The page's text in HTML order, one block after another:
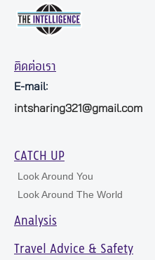
ติดต่อเรา
E-mail:
intsharing321@gmail.com
CATCH UP
Look Around You
Look Around The World
Analysis
Travel Advice & Safety